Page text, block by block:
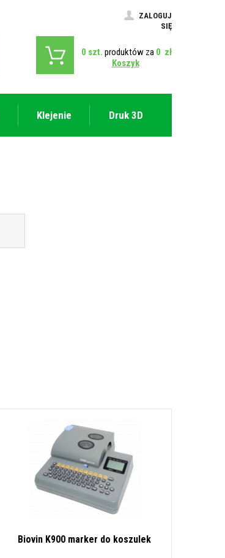
ZALOGUJ
SIĘ
0 szt. produktów za 0 zł
Koszyk
Klejenie Druk 3D
Biovin K900 marker do koszulek